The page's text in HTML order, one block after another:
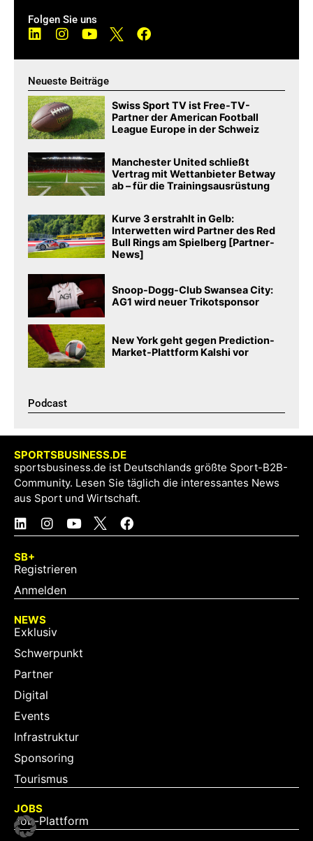
Folgen Sie uns
Neueste Beiträge
Swiss Sport TV ist Free-TV-
Partner der American Football
League Europe in der Schweiz
Manchester United schließt
Vertrag mit Wettanbieter Betway
ab – für die Trainingsausrüstung
Kurve 3 erstrahlt in Gelb:
Interwetten wird Partner des Red
Bull Rings am Spielberg [Partner-
News]
Snoop-Dogg-Club Swansea City:
AG1 wird neuer Trikotsponsor
New York geht gegen Prediction-
Market-Plattform Kalshi vor
Podcast​
SPORTSBUSINESS.DE
sportsbusiness.de ist Deutschlands größte Sport-B2B-
Community. Lesen Sie täglich die interessantes News
aus Sport und Wirtschaft.
SB+
Registrieren
Anmelden
NEWS
Exklusiv
Schwerpunkt
Partner
Digital
Events
Infrastruktur
Sponsoring
Tourismus
JOBS
Job-Plattform